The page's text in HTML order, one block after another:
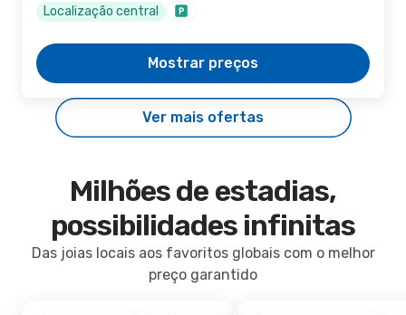
Localização central
Mostrar preços
Ver mais ofertas
Milhões de estadias,
possibilidades infinitas
Das joias locais aos favoritos globais com o melhor
preço garantido